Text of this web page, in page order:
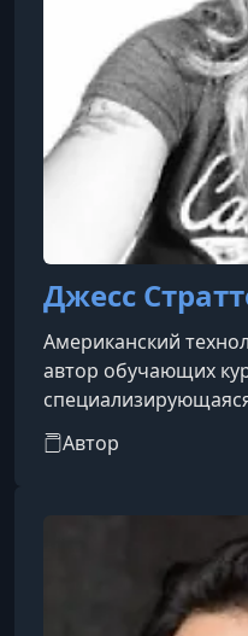
Джесс
Американский
автор обучающих
365, таких как Word,
является
300 часов
охватывающего
до мобильной
Автор